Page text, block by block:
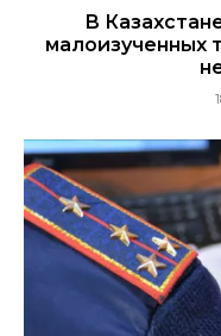
В
малоизученных